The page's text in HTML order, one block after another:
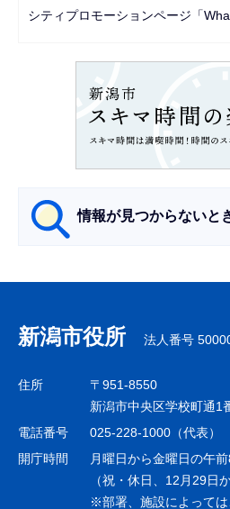
ーシティプロモーションページ「
情報が見つからないと
ナ
ビ
ゲ
シ
ョ
新潟市役所 法人番号
住所
〒951-8550
新潟市中央区学校町通1
電話番号
025-228-1000（代表）
開庁時間
月曜日から金曜日の午
（祝・休日、12月29日
※部署、施設によって